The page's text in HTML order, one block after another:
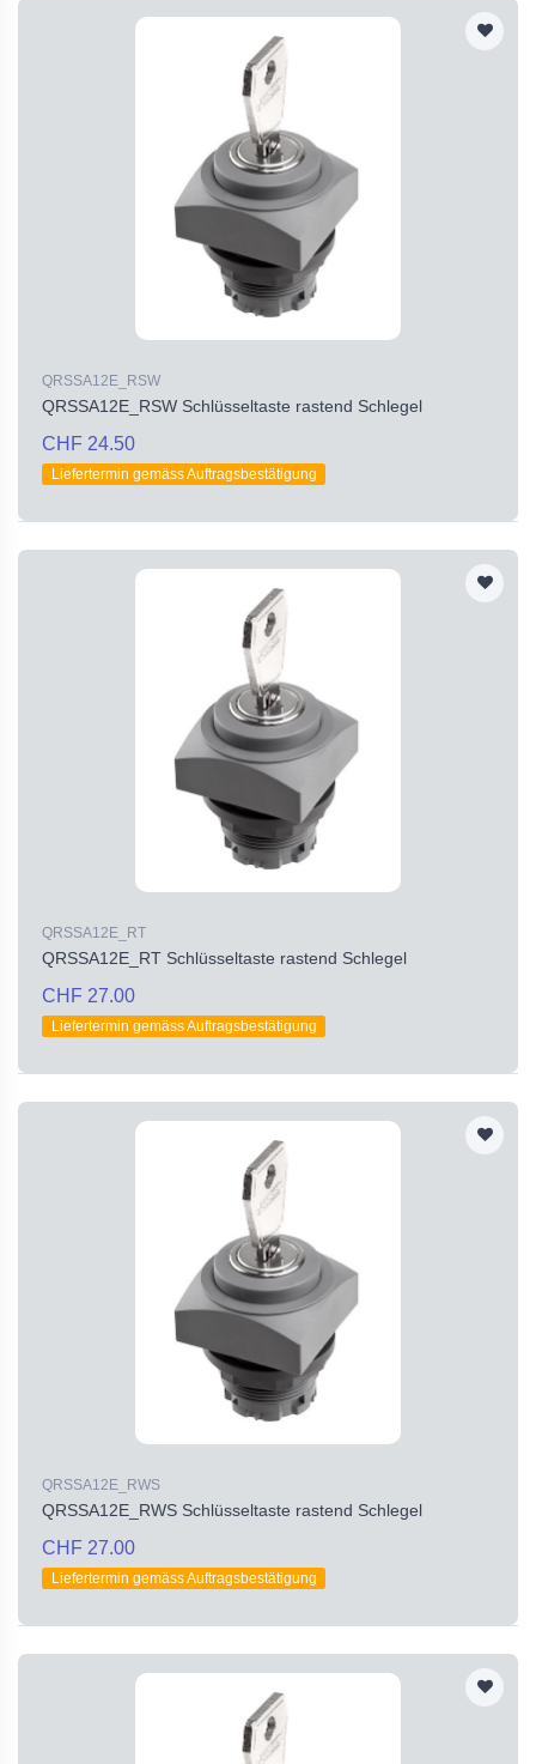
QRSSA12E_RSW
QRSSA12E_RSW Schlüsseltaste rastend Schlegel
CHF 24.50
Liefertermin gemäss Auftragsbestätigung
QRSSA12E_RT
QRSSA12E_RT Schlüsseltaste rastend Schlegel
CHF 27.00
Liefertermin gemäss Auftragsbestätigung
QRSSA12E_RWS
QRSSA12E_RWS Schlüsseltaste rastend Schlegel
CHF 27.00
Liefertermin gemäss Auftragsbestätigung